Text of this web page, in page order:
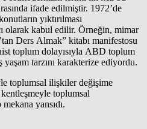
ifade edilmiştir. 1972’de
yıktırılması
olarak kabul edilir. Örneğin, mimar
Ders Almak” kitabı manifestosu
toplum dolayısıyla ABD toplum
tarzını karakterize ediyordu.